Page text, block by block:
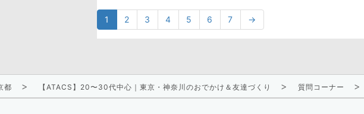
1 2 3 4 5 6 7 →
都 【ATACS】20〜30代中心｜東京・神奈川のおでかけ＆友達づくり 質問コーナー